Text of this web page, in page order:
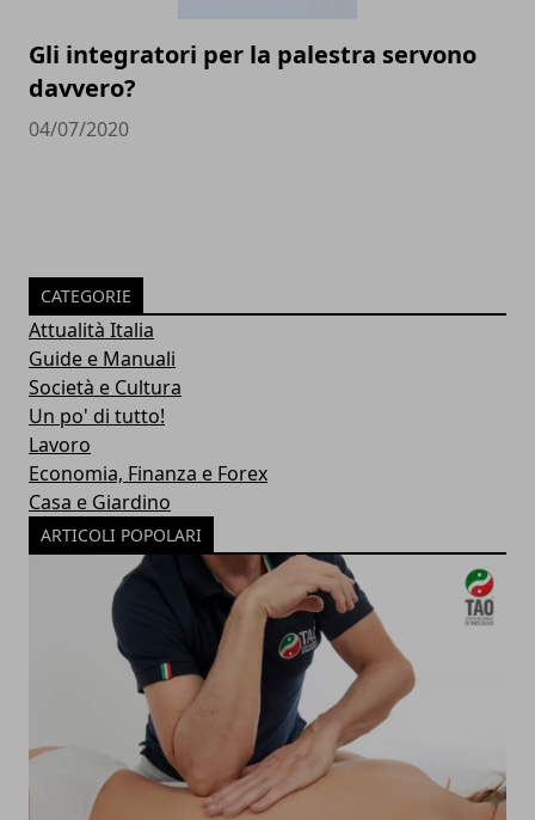
Gli integratori per la palestra servono
davvero?
04/07/2020
CATEGORIE
Attualità Italia
Guide e Manuali
Società e Cultura
Un po' di tutto!
Lavoro
Economia, Finanza e Forex
Casa e Giardino
ARTICOLI POPOLARI